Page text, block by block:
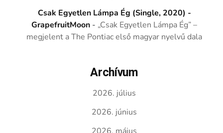
Csak Egyetlen Lámpa Ég (Single, 2020) -
GrapefruitMoon - „Csak Egyetlen Lámpa Ég” –
megjelent a The Pontiac első magyar nyelvű dala
Archívum
2026. július
2026. június